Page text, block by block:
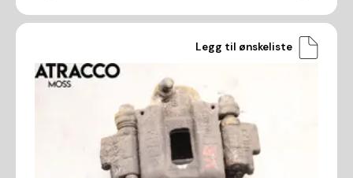
Legg til ønskeliste